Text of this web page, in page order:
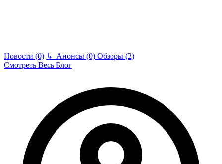
Новости (0) ↳ Анонсы (0) Обзоры (2)
Смотреть Весь Блог